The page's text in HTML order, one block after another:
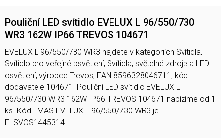
Pouliční LED svítidlo EVELUX L 96/550/730
WR3 162W IP66 TREVOS 104671
EVELUX L 96/550/730 WR3 najdete v kategoriích Svítidla,
Svítidlo pro veřejné osvětlení, Svítidla, světelné zdroje a LED
osvětlení, výrobce Trevos, EAN 8596328046711, kód
dodavatele 104671. Pouliční LED svítidlo EVELUX L
96/550/730 WR3 162W IP66 TREVOS 104671 nabízíme od 1
ks. Kód EMAS EVELUX L 96/550/730 WR3 je
ELSVOS1445314.